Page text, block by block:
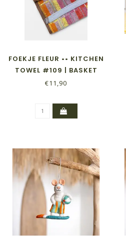
FOEKJE FLEUR •• KITCHEN
TOWEL #109 | BASKET
€11,90